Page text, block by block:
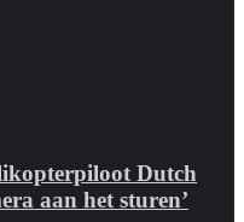
Dutch
aan het sturen’